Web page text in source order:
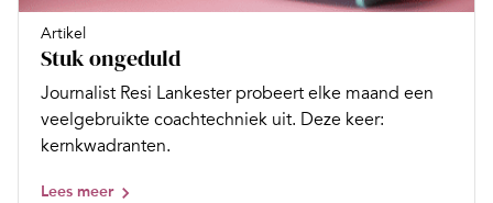
Artikel
Stuk ongeduld
Journalist Resi Lankester probeert elke maand een
veelgebruikte coachtechniek uit. Deze keer:
kernkwadranten.
Lees meer